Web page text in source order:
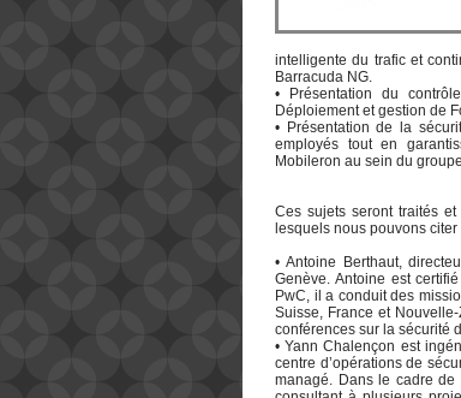
intelligente du trafic et
Barracuda NG.
• Présentation du
Déploiement et gestion de
• Présentation de la
employés tout en
Mobileron au sein du
Ces sujets seront traités
lesquels nous pouvons citer
• Antoine Berthaut,
Genève. Antoine est
PwC, il a conduit des
Suisse, France et
conférences sur la sécurité
• Yann Chalençon est
centre d’opérations de
managé. Dans le cadre